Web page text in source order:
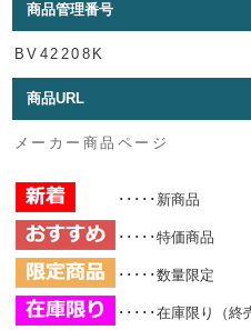
商品管理番号
BV42208K
商品URL
メーカー商品ページ
･････新商品
･････特価商品
･････数量限定
･････在庫限り（終